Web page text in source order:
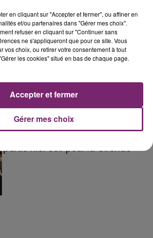
de Frelinghien !
partis hier soir pour la Gironde
en cliquant sur "Accepter et fermer", ou affiner en
et/ou partenaires dans "Gérer mes choix".
refuser en cliquant sur "Continuer sans
ne s'appliqueront que pour ce site. Vous
vos choix, ou retirer votre consentement à tout
les cookies" situé en bas de chaque page.
Gérer mes choix
Accepter et fermer